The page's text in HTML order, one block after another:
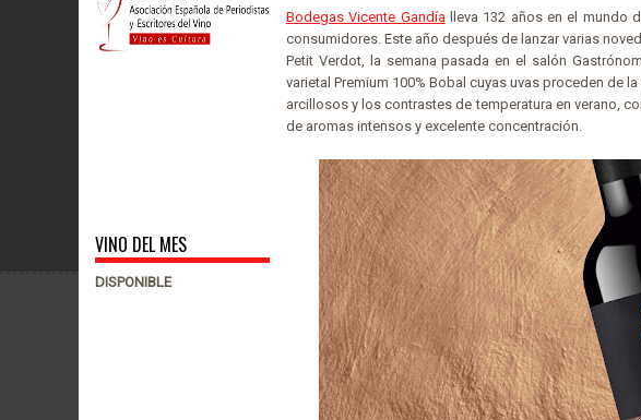
VINO DEL MES
DISPONIBLE
Bodegas Vicente Gandíalleva 132 años en el mundo
consumidores. Este año después de lanzar varias
Petit Verdot, la semana pasada en el salón
varietal Premium 100% Bobal cuyas uvas proceden de
arcillosos y los contrastes de temperatura en verano,
de aromas intensos y excelente concentración.